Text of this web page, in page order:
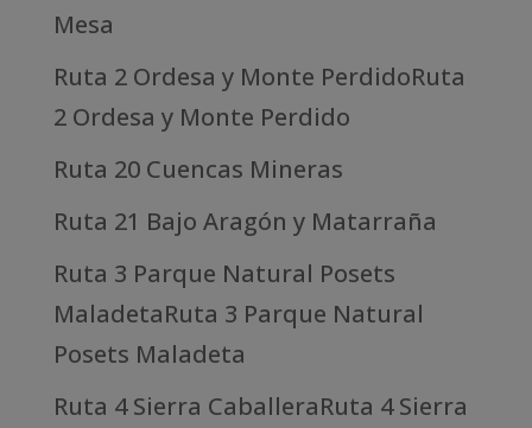
Mesa
Ruta 2 Ordesa y Monte PerdidoRuta
2 Ordesa y Monte Perdido
Ruta 20 Cuencas Mineras
Ruta 21 Bajo Aragón y Matarraña
Ruta 3 Parque Natural Posets
MaladetaRuta 3 Parque Natural
Posets Maladeta
Ruta 4 Sierra CaballeraRuta 4 Sierra